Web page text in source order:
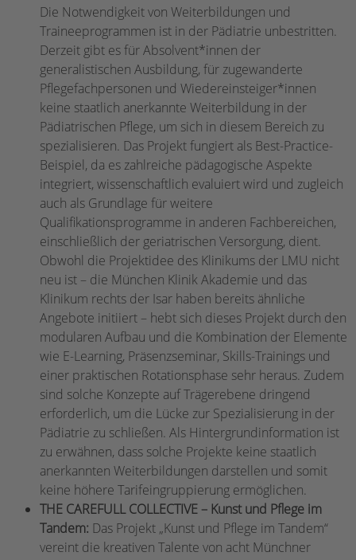
Die Notwendigkeit von Weiterbildungen und
Traineeprogrammen ist in der Pädiatrie unbestritten.
Derzeit gibt es für Absolvent*innen der
generalistischen Ausbildung, für zugewanderte
Pflegefachpersonen und Wiedereinsteiger*innen
keine staatlich anerkannte Weiterbildung in der
Pädiatrischen Pflege, um sich in diesem Bereich zu
spezialisieren. Das Projekt fungiert als Best-Practice-
Beispiel, da es zahlreiche pädagogische Aspekte
integriert, wissenschaftlich evaluiert wird und zugleich
auch als Grundlage für weitere
Qualifikationsprogramme in anderen Fachbereichen,
einschließlich der geriatrischen Versorgung, dient.
Obwohl die Projektidee des Klinikums der LMU nicht
neu ist – die München Klinik Akademie und das
Klinikum rechts der Isar haben bereits ähnliche
Angebote initiiert – hebt sich dieses Projekt durch den
modularen Aufbau und die Kombination der Elemente
wie E-Learning, Präsenzseminar, Skills-Trainings und
einer praktischen Rotationsphase sehr heraus. Zudem
sind solche Konzepte auf Trägerebene dringend
erforderlich, um die Lücke zur Spezialisierung in der
Pädiatrie zu schließen. Als Hintergrundinformation ist
zu erwähnen, dass solche Projekte keine staatlich
anerkannten Weiterbildungen darstellen und somit
keine höhere Tarifeingruppierung ermöglichen.
THE CAREFULL COLLECTIVE – Kunst und Pflege im
Tandem: Das Projekt „Kunst und Pflege im Tandem“
vereint die kreativen Talente von acht Münchner